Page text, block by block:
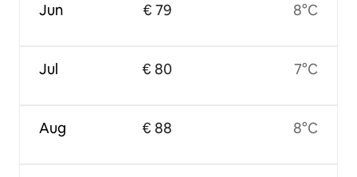
Jun
Jul
Aug
€ 79
€ 80
€ 88
8°C
7°C
8°C